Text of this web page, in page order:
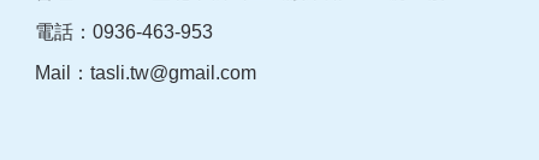
電話：0936-463-953
Mail：tasli.tw@gmail.com